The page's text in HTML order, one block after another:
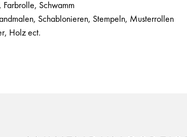
Farbrolle, Schwamm
Schablonieren, Stempeln, Musterrollen
Holz ect.